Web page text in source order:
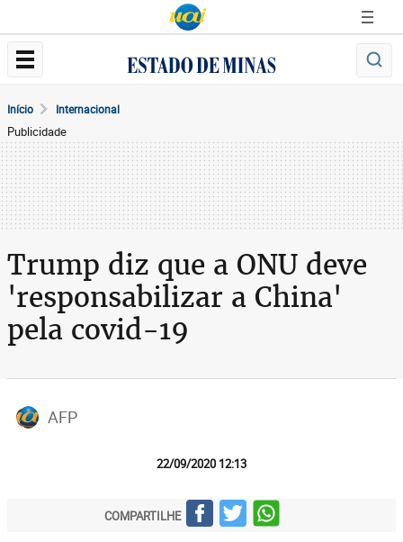
Início Internacional
Publicidade
Trump diz que a ONU deve
'responsabilizar a China'
pela covid-19
AFP
22/09/2020 12:13
COMPARTILHE